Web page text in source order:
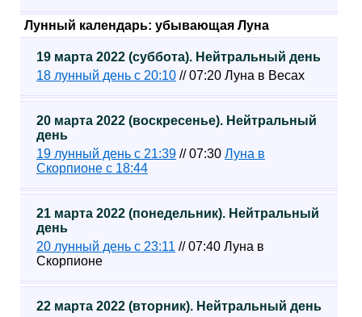
Лунный календарь: убывающая Луна
19 марта 2022 (суббота). Нейтральный день
18 лунный день с 20:10 // 07:20 Луна в Весах
20 марта 2022 (воскресенье). Нейтральный
день
19 лунный день с 21:39 // 07:30 Луна в
Скорпионе с 18:44
21 марта 2022 (понедельник). Нейтральный
день
20 лунный день с 23:11 // 07:40 Луна в
Скорпионе
22 марта 2022 (вторник). Нейтральный день